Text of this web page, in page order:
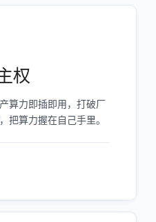
权
算力即插即用，打破厂
把算力握在自己手里。